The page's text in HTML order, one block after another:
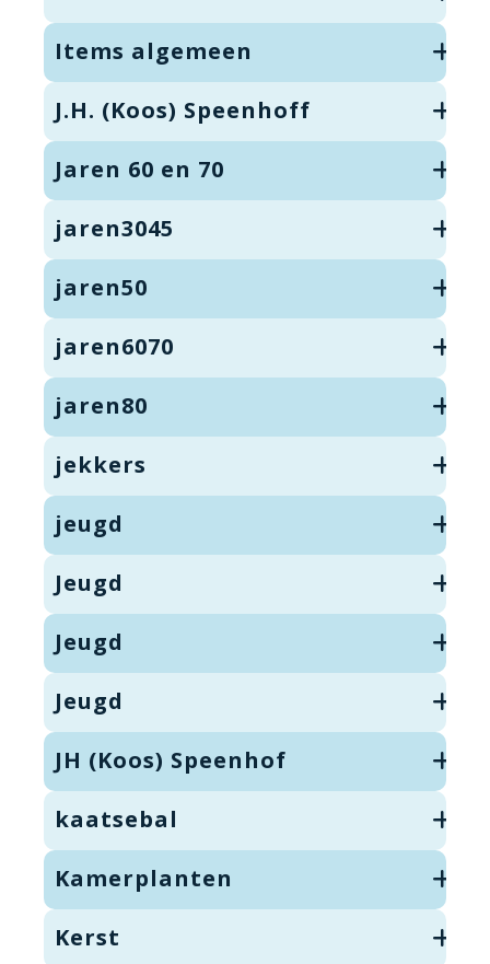
Items algemeen
J.H. (Koos) Speenhoff
Jaren 60 en 70
jaren3045
jaren50
jaren6070
jaren80
jekkers
jeugd
Jeugd
Jeugd
Jeugd
JH (Koos) Speenhof
kaatsebal
Kamerplanten
Kerst